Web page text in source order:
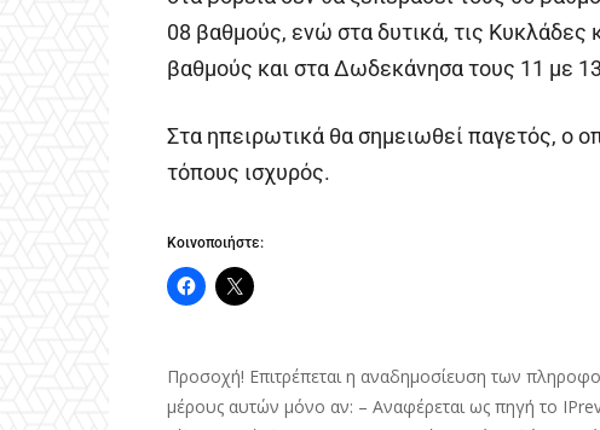
08 βαθμούς, ενώ στα δυτικά, τις Κυκλάδες
βαθμούς και στα Δωδεκάνησα τους 11 με
Στα ηπειρωτικά θα σημειωθεί παγετός, ο
τόπους ισχυρός.
Κοινοποιήστε:
Προσοχή! Επιτρέπεται η αναδημοσίευση των
μέρους αυτών μόνο αν: – Αναφέρεται ως πηγή το